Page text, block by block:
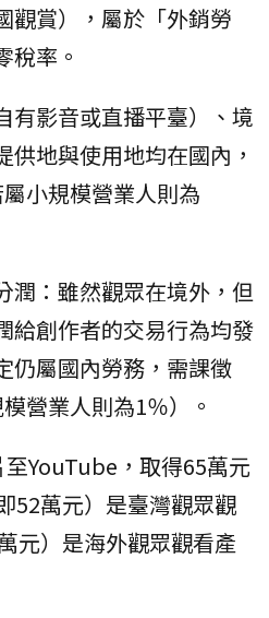
觀賞），屬於「外銷勞
稅率。
有影音或直播平臺）、境
供地與使用地均在國內，
小規模營業人則為
潤：雖然觀眾在境外，但
給創作者的交易行為均發
仍屬國內勞務，需課徵
營業人則為1％）。
YouTube，取得65萬元
52萬元）是臺灣觀眾觀
元）是海外觀眾觀看產